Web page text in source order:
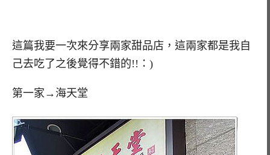
這篇我要一次來分享兩家甜品店，這兩家都是我自
己去吃了之後覺得不錯的!!：)
第一家→海天堂